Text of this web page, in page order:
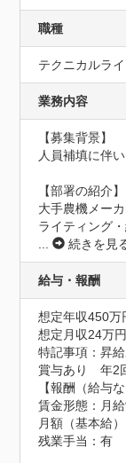
職種
テクニカルラ
業務内容
【募集背景】
人員補填に伴
【部署の紹介】
大手農機メー
ライティング
...
続きを見
給与・報酬
想定年収450万
想定月収24万
特記事項：昇
賞与あり　年2
【報酬（給与な
賃金形態：月
月額（基本給
残業手当：有